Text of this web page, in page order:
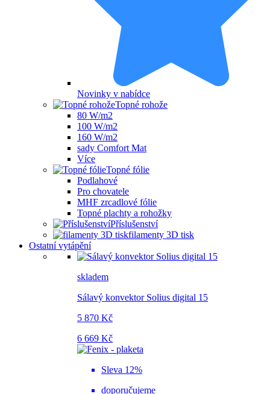
Novinky v nabídce
Topné rohože
80 W/m2
100 W/m2
160 W/m2
sady Comfort Mat
Více
Topné fólie
Podlahové
Pro chovatele
MHF zrcadlové fólie
Topné plachty a rohožky
Příslušenství
filamenty 3D tisk
Ostatní vytápění
skladem
Sálavý konvektor Solius digital 15
5 870 Kč
6 669 Kč
Sleva 12%
doporučujeme